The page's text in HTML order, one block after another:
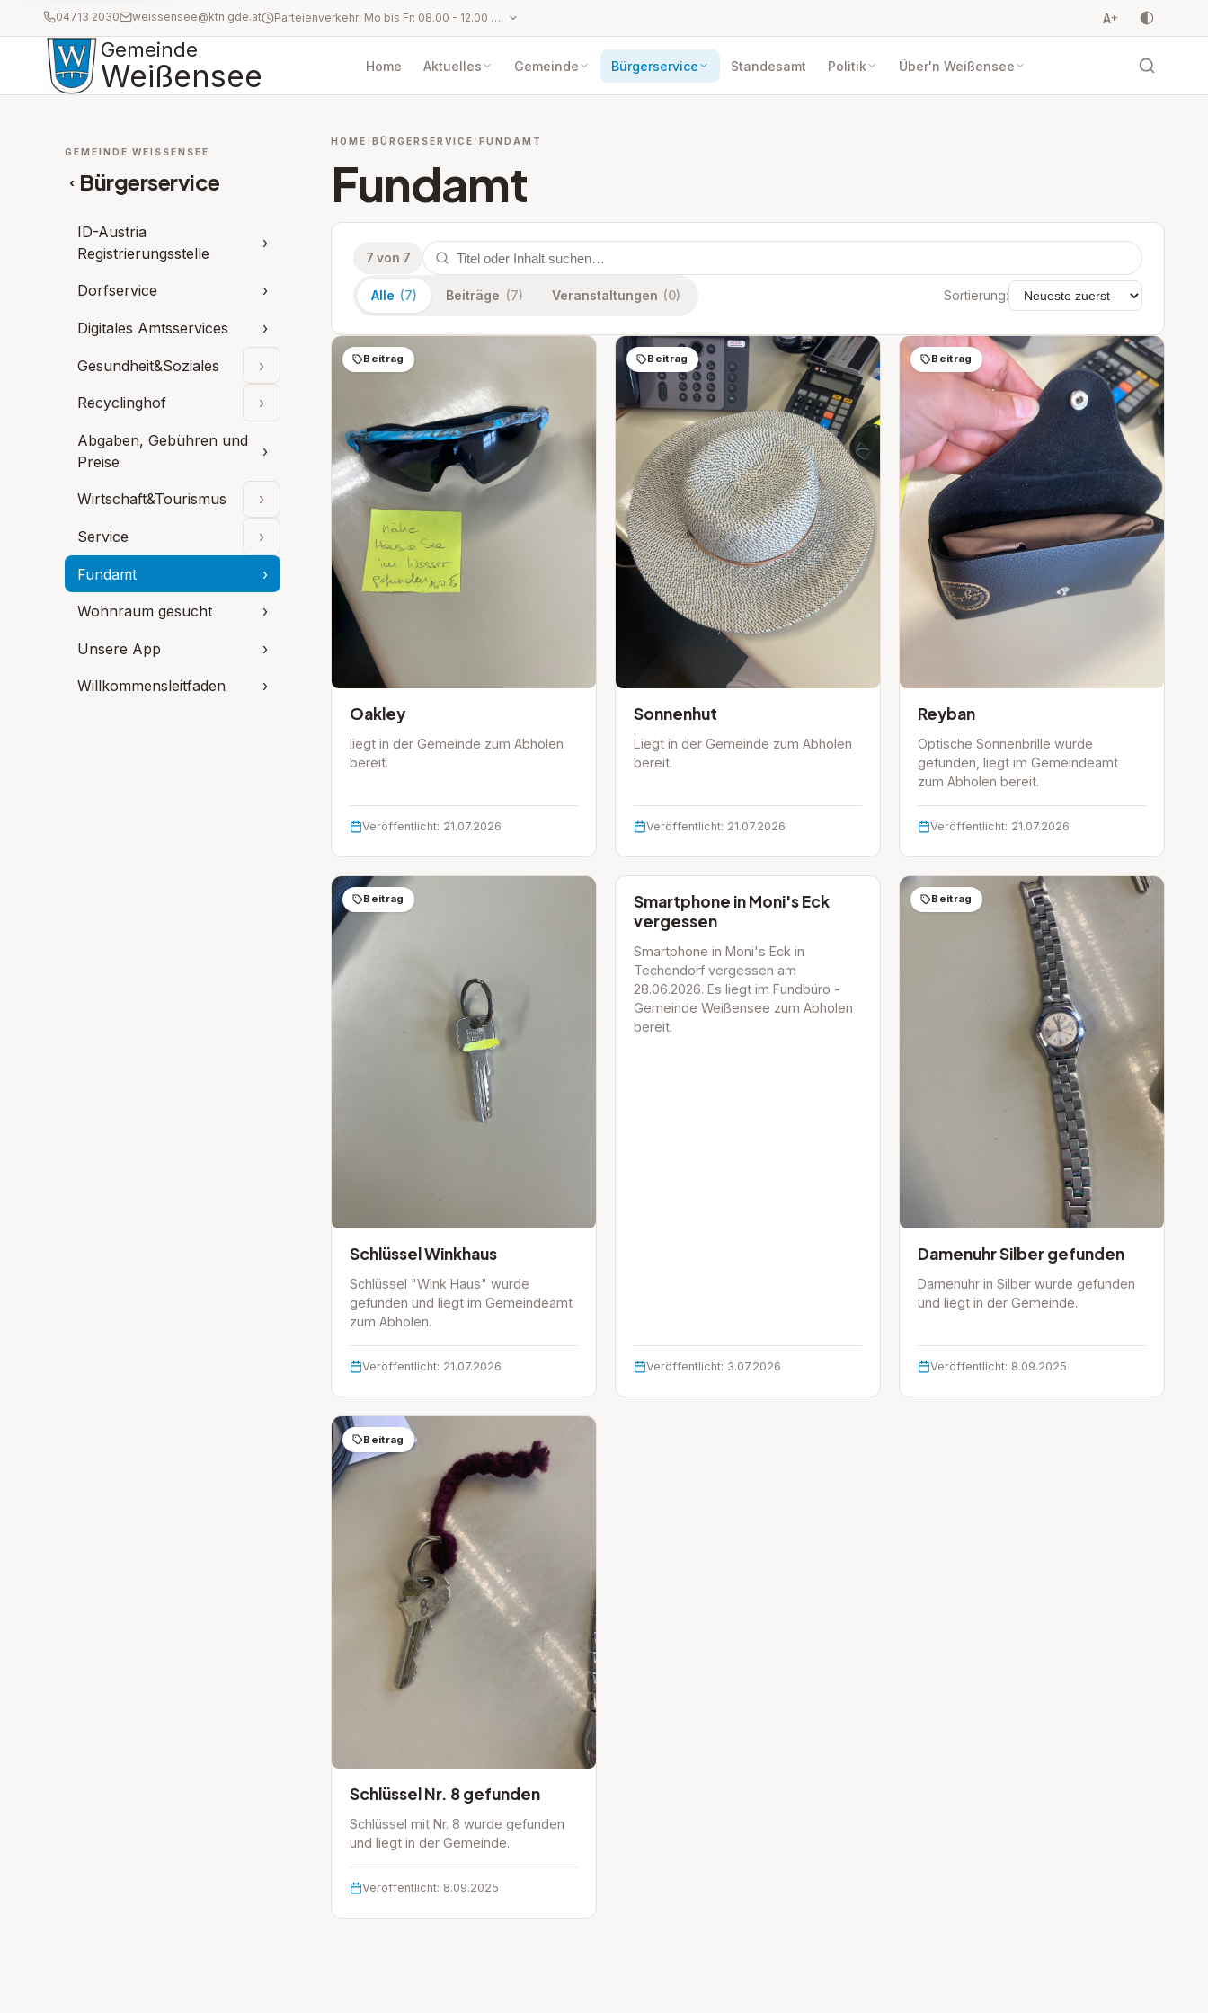
04713 2030 weissensee@ktn.gde.at Parteienverkehr: Mo bis Fr: 08.00 - 12.00 Uhr und Mo und Do: 14.00 - 17.00 Uhr A+
Gemeinde
Weißensee Home Aktuelles Gemeinde Bürgerservice Standesamt Politik Über'n Weißensee
GEMEINDE WEISSENSEE
‹ Bürgerservice
ID-Austria
Registrierungsstelle
›
Dorfservice ›
Digitales Amtsservices ›
Gesundheit&Soziales ›
Unterpunkte aufklappen: Gesundheit&Soziales
Recyclinghof
›
Unterpunkte aufklappen: Recyclinghof
Abgaben, Gebühren und
Preise
›
Wirtschaft&Tourismus ›
Unterpunkte aufklappen: Wirtschaft&Tourismus
Service
›
Unterpunkte aufklappen: Service
Fundamt
›
Wohnraum gesucht ›
Unsere App ›
Willkommensleitfaden ›
HOME BÜRGERSERVICE FUNDAMT
Fundamt
7 von 7
Alle (7) Beiträge (7) Veranstaltungen (0) Sortierung:
Beitrag
Oakley
liegt in der Gemeinde zum Abholen
bereit.
Veröffentlicht: 21.07.2026
Beitrag
Sonnenhut
Liegt in der Gemeinde zum Abholen
bereit.
Veröffentlicht: 21.07.2026
Beitrag
Reyban
Optische Sonnenbrille wurde
gefunden, liegt im Gemeindeamt
zum Abholen bereit.
Veröffentlicht: 21.07.2026
Beitrag
Schlüssel Winkhaus
Schlüssel "Wink Haus" wurde
gefunden und liegt im Gemeindeamt
zum Abholen.
Veröffentlicht: 21.07.2026
Beitrag
Smartphone in Moni's Eck
vergessen
Smartphone in Moni's Eck in
Techendorf vergessen am
28.06.2026. Es liegt im Fundbüro -
Gemeinde Weißensee zum Abholen
bereit.
Veröffentlicht: 3.07.2026
Beitrag
Damenuhr Silber gefunden
Damenuhr in Silber wurde gefunden
und liegt in der Gemeinde.
Veröffentlicht: 8.09.2025
Beitrag
Schlüssel Nr. 8 gefunden
Schlüssel mit Nr. 8 wurde gefunden
und liegt in der Gemeinde.
Veröffentlicht: 8.09.2025